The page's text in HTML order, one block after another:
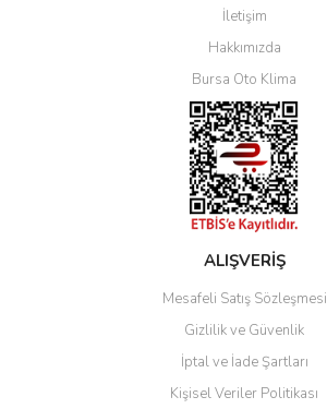
Yorum Yaz
İletişim
Hakkımızda
Bursa Oto Klima
ALIŞVERİŞ
Mesafeli Satış Sözleşmesi
Gizlilik ve Güvenlik
İptal ve İade Şartları
Kişisel Veriler Politikası